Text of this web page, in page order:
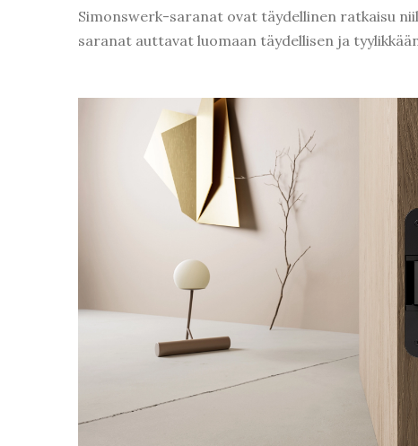
Simonswerk-saranat ovat täydellinen ratkaisu
saranat auttavat luomaan täydellisen ja